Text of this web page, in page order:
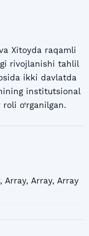
Xitoyda raqamli
rivojlanishi tahlil
ikki davlatda
institutsional
o‘rganilgan.
, Array, Array, Array